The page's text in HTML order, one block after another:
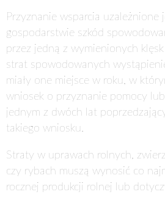
Przyznanie wsparcia
gospodarstwie szkód
przez jedną z wymienionych
strat spowodowanych
miały one miejsce w roku, w
wniosek o przyznanie pomocy
jednym z dwóch lat
takiego wniosku.
Straty w uprawach rolnych,
czy rybach muszą wynosić co
rocznej produkcji rolnej lub